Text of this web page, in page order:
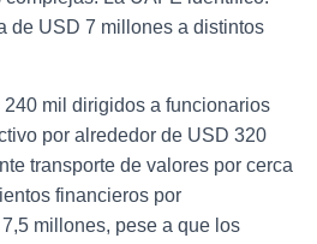
de USD 7 millones a distintos
mil dirigidos a funcionarios
por alrededor de USD 320
transporte de valores por cerca
financieros por
millones, pese a que los